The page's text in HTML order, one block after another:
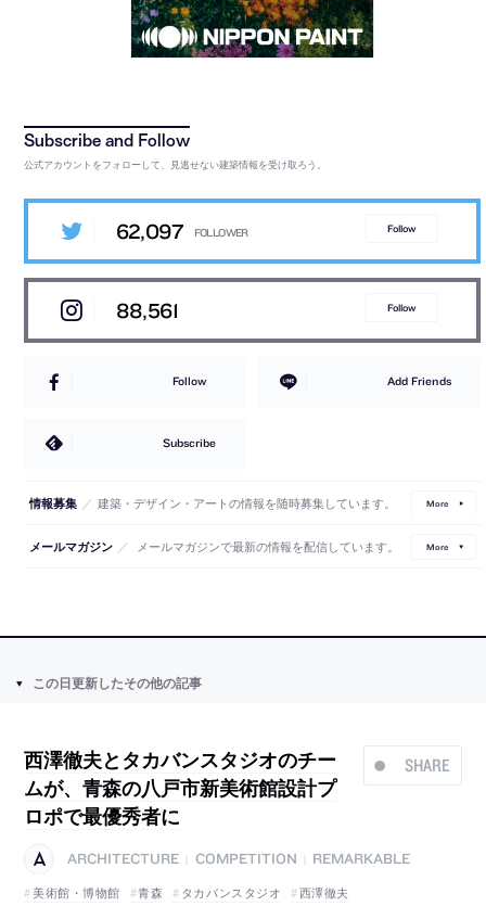
公式アカウントをフォローして、見逃せない建築情報を受け取ろう。
62,097 Follow
88,561 Follow
Follow Add Friends
Subscribe
情報募集 ／ 建築・デザイン・アートの情報を随時募集しています。 More
メールマガジン ／ メールマガジンで最新の情報を配信しています。 More
この日更新したその他の記事
SHARE
西澤徹夫とタカバンスタジオのチー
ムが、青森の八戸市新美術館設計プ
ロポで最優秀者に
ARCHITECTURE COMPETITION
REMARKABLE
美術館・博物館
青森 タカバンスタジオ 西澤徹夫